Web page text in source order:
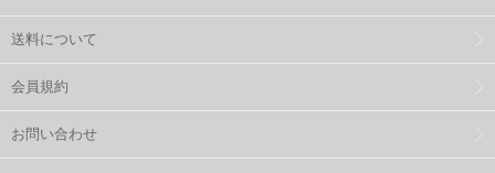
送料について
会員規約
お問い合わせ